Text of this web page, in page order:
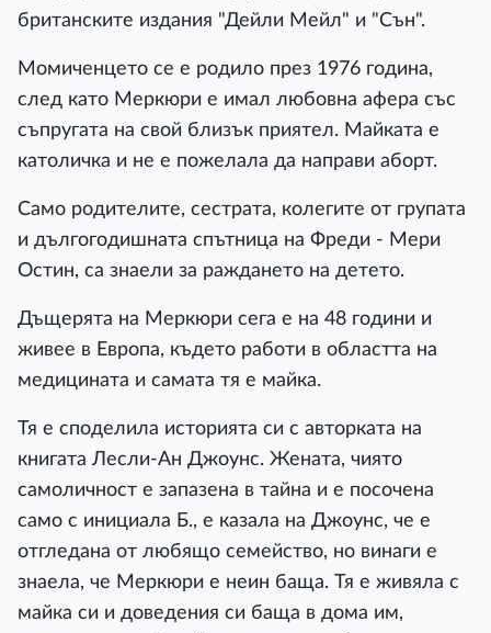
британските издания "Дейли Мейл" и "Сън".
Момиченцето се е родило през 1976 година,
след като Меркюри е имал любовна афера със
съпругата на свой близък приятел. Майката е
католичка и не е пожелала да направи аборт.
Само родителите, сестрата, колегите от групата
и дългогодишната спътница на Фреди - Мери
Остин, са знаели за раждането на детето.
Дъщерята на Меркюри сега е на 48 години и
живее в Европа, където работи в областта на
медицината и самата тя е майка.
Тя е споделила историята си с авторката на
книгата Лесли-Ан Джоунс. Жената, чиято
самоличност е запазена в тайна и е посочена
само с инициала Б., е казала на Джоунс, че е
отгледана от любящо семейство, но винаги е
знаела, че Меркюри е неин баща. Тя е живяла с
майка си и доведения си баща в дома им,